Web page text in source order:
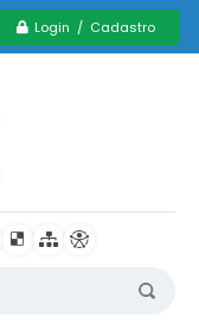
Login / Cadastro